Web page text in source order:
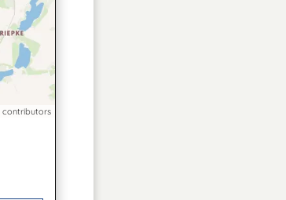
contributors